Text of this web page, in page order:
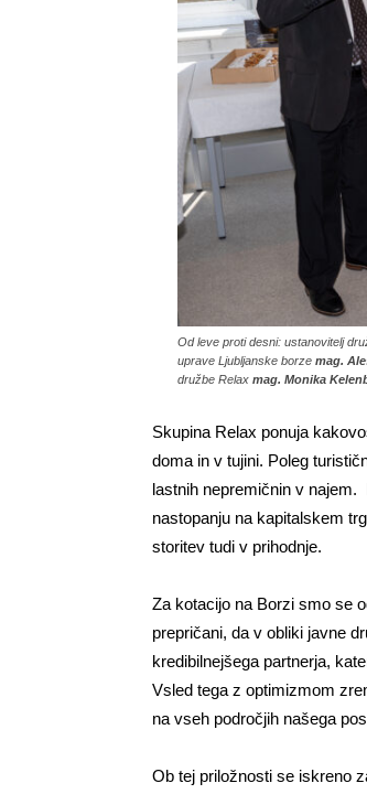
Od leve proti desni: ustanovitelj
uprave Ljubljanske borze mag.
družbe Relax mag. Monika
Skupina Relax ponuja
doma in v tujini. Poleg
lastnih nepremičnin v
nastopanju na kapitalskem
storitev tudi v prihodnje.
Za kotacijo na Borzi smo se
prepričani, da v obliki javne
kredibilnejšega partnerja,
Vsled tega z optimizmom
na vseh področjih našega
Ob tej priložnosti se iskreno